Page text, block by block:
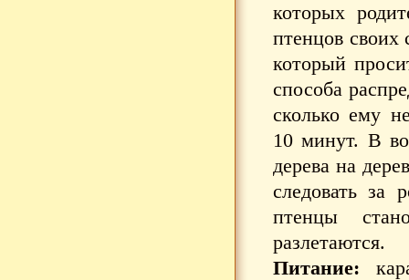
которых
птенцов
который
способа
сколько ему
10 минут. В
дерева на
следовать за
птенцы
разлетаются.
Питание: